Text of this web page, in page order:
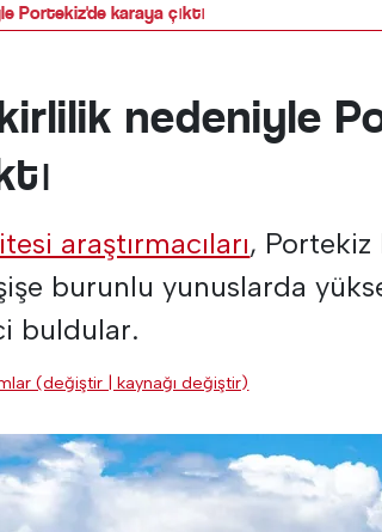
Portekiz'de karaya çıktı
nedeniyle
araştırmacıları, Portekiz
burunlu yunuslarda
buldular.
(değiştir | kaynağı değiştir)